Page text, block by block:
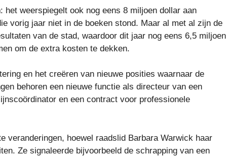
weerspiegelt ook nog eens 8 miljoen dollar aan
vorig jaar niet in de boeken stond. Maar al met al zijn de
van de stad, waardoor dit jaar nog eens 6,5 miljoen
om de extra kosten te dekken.
en het creëren van nieuwe posities waarnaar de
behoren een nieuwe functie als directeur van een
en een contract voor professionele
veranderingen, hoewel raadslid Barbara Warwick haar
Ze signaleerde bijvoorbeeld de schrapping van een